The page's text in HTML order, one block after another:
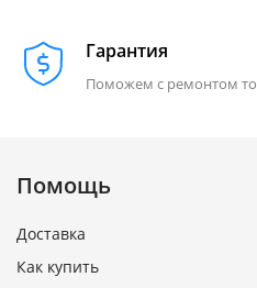
Гарантия
Поможем с ремонтом
Помощь
Доставка
Как купить